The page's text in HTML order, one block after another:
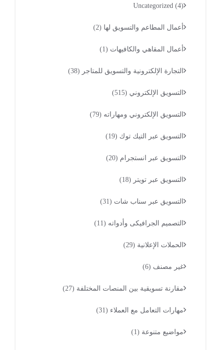
Uncategorized (4)
أعمال المطاعم والتسويق لها (2)
أعمال المقاهي والكافيهات (1)
التجارة الإلكترونية والتسويق للمتاجر (38)
التسويق الإلكتروني (515)
التسويق الإلكتروني ومهاراته (79)
التسويق عبر التيك توك (19)
التسويق عبر انستجرام (20)
التسويق عبر تويتر (18)
التسويق عبر سناب شات (31)
التصميم الجرافيكى وأدواته (11)
الحملات الإعلانية (29)
غير مصنف (6)
مقارنة تسويقية بين المنصات المختلفة (27)
مهارات التعامل مع العملاء (31)
مواضيع متنوعة (1)